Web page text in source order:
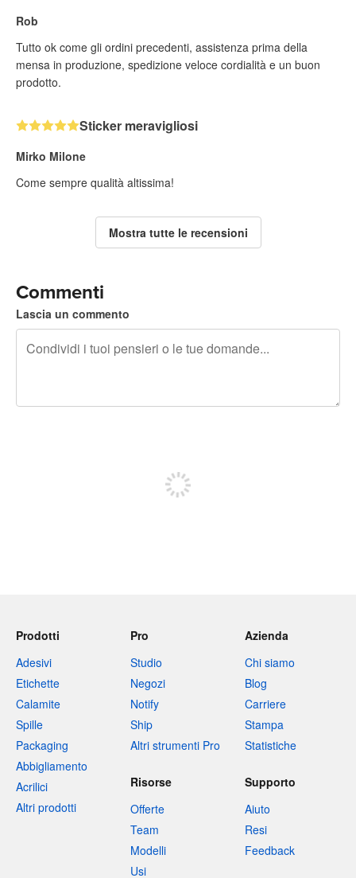
Rob
Tutto ok come gli ordini precedenti, assistenza prima della
mensa in produzione, spedizione veloce cordialità e un buon
prodotto.
Sticker meravigliosi
Mirko Milone
Come sempre qualità altissima!
Mostra tutte le recensioni
Commenti
Lascia un commento
Prodotti
Adesivi
Etichette
Calamite
Spille
Packaging
Abbigliamento
Acrilici
Altri prodotti
Pro
Studio
Negozi
Notify
Ship
Altri strumenti Pro
Azienda
Chi siamo
Blog
Carriere
Stampa
Statistiche
Risorse
Offerte
Team
Modelli
Usi
Supporto
Aiuto
Resi
Feedback